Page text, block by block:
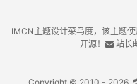
IMCN主题设计菜鸟度，该主题
开源！
站长